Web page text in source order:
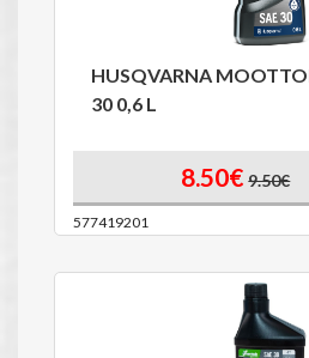
HUSQVARNA
30 0,6 L
8.50€ 9.50€
577419201